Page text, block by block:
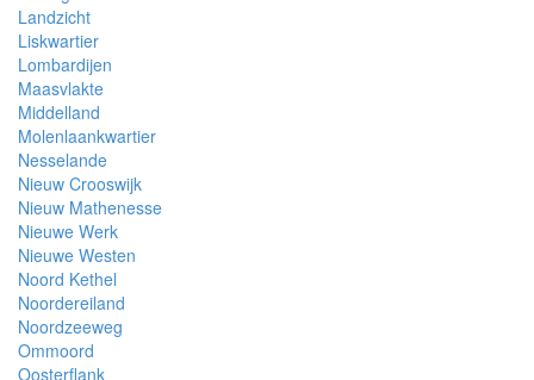
Landzicht
Liskwartier
Lombardijen
Maasvlakte
Middelland
Molenlaankwartier
Nesselande
Nieuw Crooswijk
Nieuw Mathenesse
Nieuwe Werk
Nieuwe Westen
Noord Kethel
Noordereiland
Noordzeeweg
Ommoord
Oosterflank